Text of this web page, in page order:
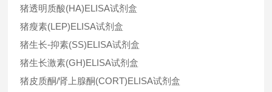
猪透明质酸(HA)ELISA试剂盒
猪瘦素(LEP)ELISA试剂盒
猪生长-抑素(SS)ELISA试剂盒
猪生长激素(GH)ELISA试剂盒
猪皮质酮/肾上腺酮(CORT)ELISA试剂盒